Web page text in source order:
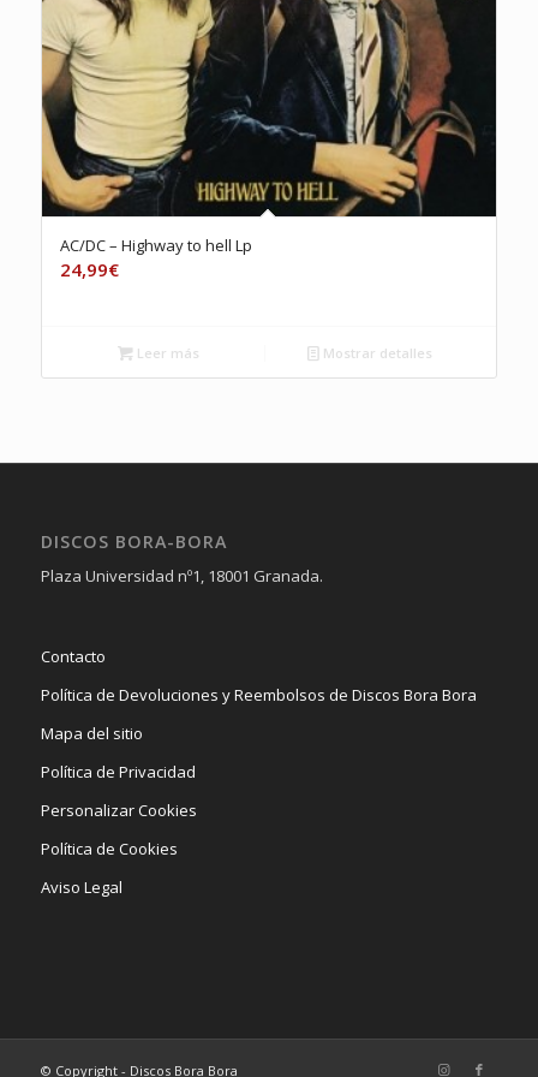
AC/DC – Highway to hell Lp
24,99€
Leer más Mostrar detalles
DISCOS BORA-BORA
Plaza Universidad nº1, 18001 Granada.
Contacto
Política de Devoluciones y Reembolsos de Discos Bora Bora
Mapa del sitio
Política de Privacidad
Personalizar Cookies
Política de Cookies
Aviso Legal
© Copyright - Discos Bora Bora